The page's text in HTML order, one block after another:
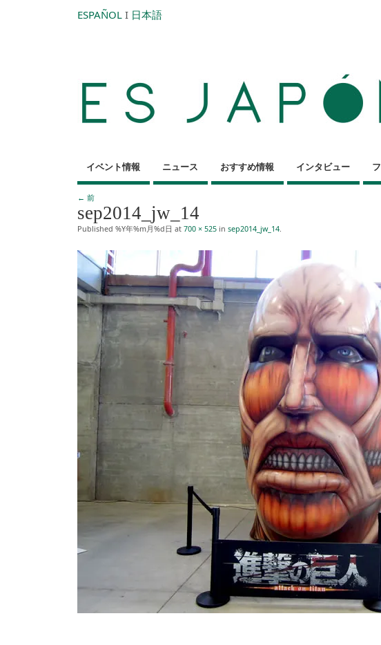
ESPAÑOL I 日本語
イベント情報 ニュース おすすめ情報 インタビュー
← 前
sep2014_jw_14
Published %Y年%m月%d日 at 700 × 525 in sep2014_jw_14